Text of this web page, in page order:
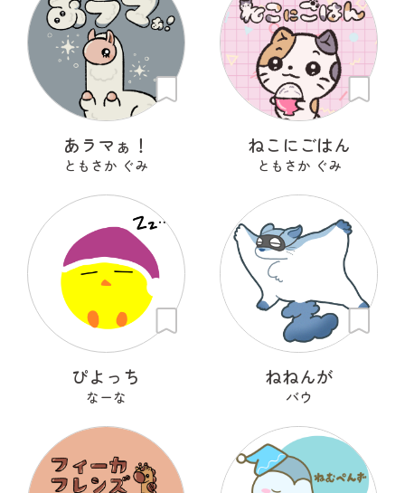
あラマぁ！
ともさか ぐみ
ねこにごはん
ともさか ぐみ
ぴよっち
なーな
ねねんが
バウ